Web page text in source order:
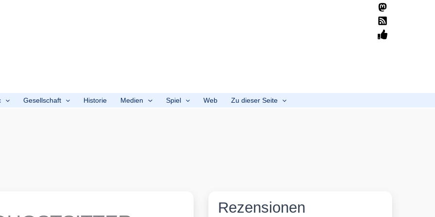
Gesellschaft Historie Medien Spiel Web Zu dieser Seite
Rezensionen